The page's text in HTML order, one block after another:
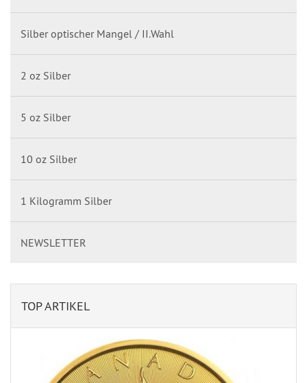
Silber optischer Mangel / II.Wahl
2 oz Silber
5 oz Silber
10 oz Silber
1 Kilogramm Silber
NEWSLETTER
TOP ARTIKEL